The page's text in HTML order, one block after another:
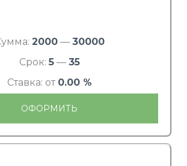
2000— 30000
Срок: 5— 35
Ставка: от 0.00 %
ОФОРМИТЬ